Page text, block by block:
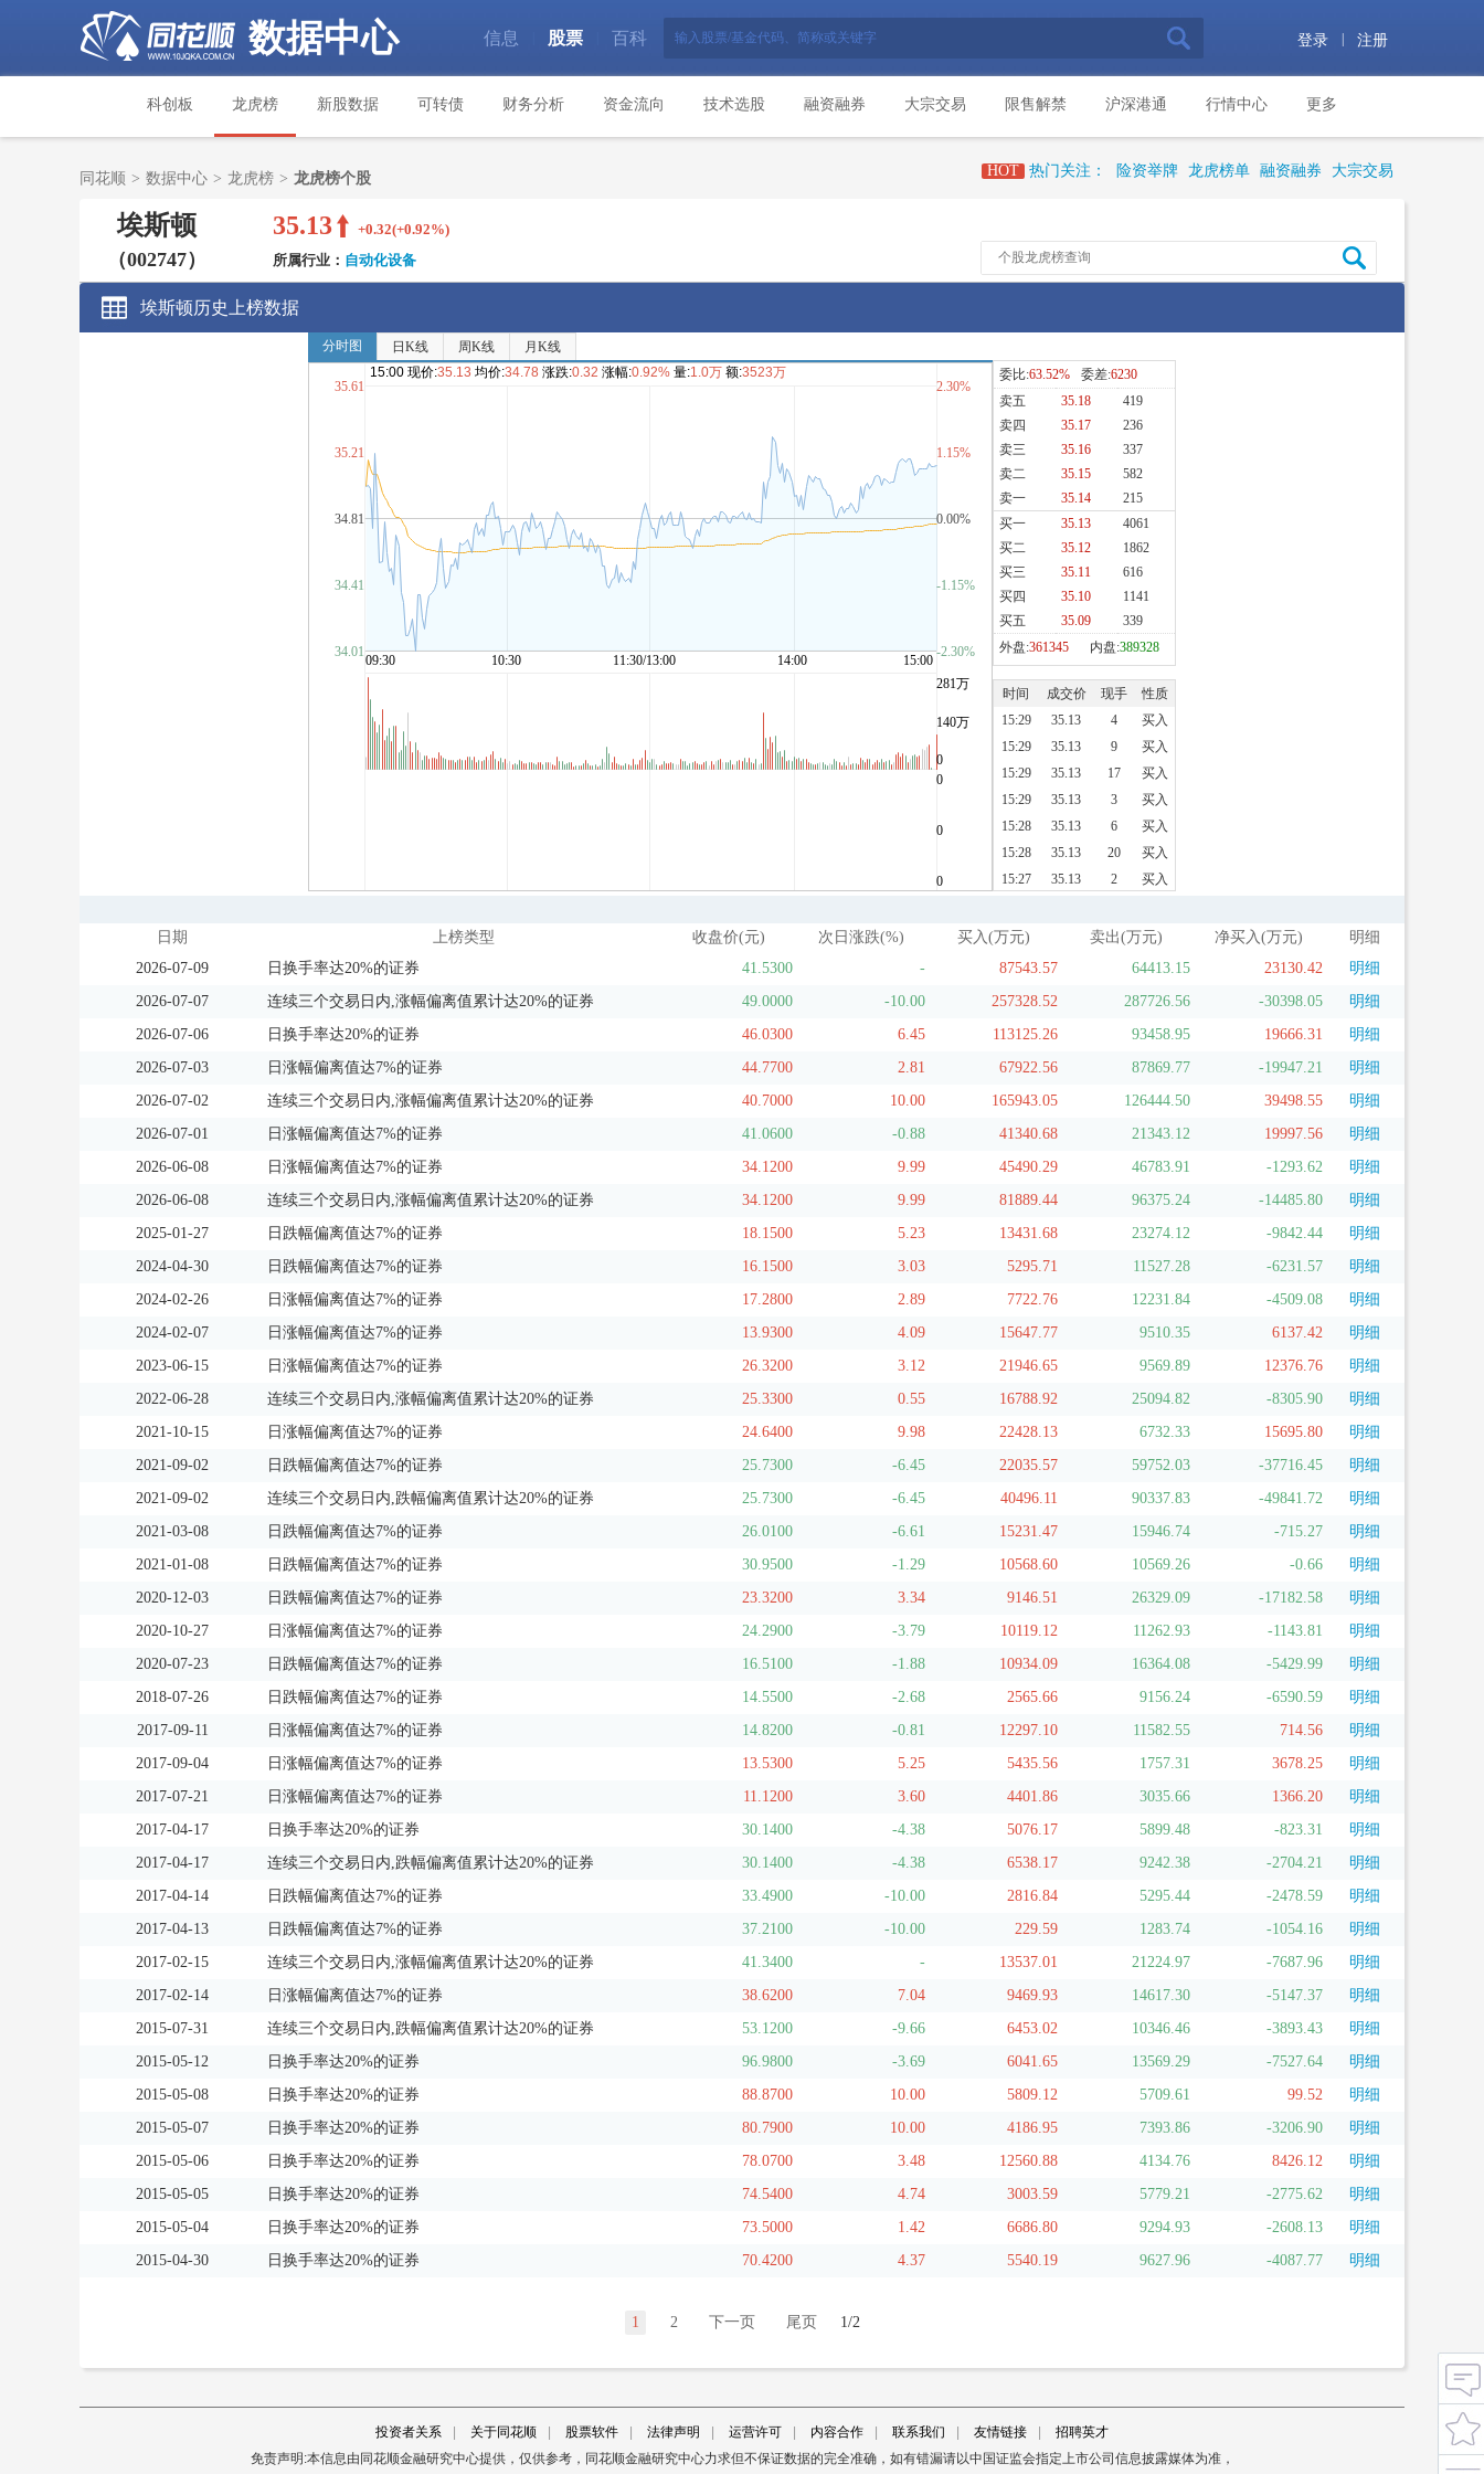
数据中心 信息 股票 百科 登录 注册
科创板 龙虎榜 新股数据 可转债 财务分析 资金流向 技术选股 融资融券 大宗交易 限售解禁 沪深港通 行情中心 更多
同花顺 > 数据中心 > 龙虎榜 > 龙虎榜个股 HOT 热门关注： 险资举牌 龙虎榜单 融资融券 大宗交易
埃斯顿
（002747）
35.13
+0.32(+0.92%)
所属行业： 自动化设备
埃斯顿历史上榜数据
日期 上榜类型 收盘价(元) 次日涨跌(%) 买入(万元) 卖出(万元) 净买入(万元)
明细
2026-07-09
日换手率达20%的证券 41.5300 - 87543.57 64413.15 23130.42
明细
2026-07-07
连续三个交易日内,涨幅偏离值累计达20%的证券 49.0000 -10.00 257328.52 287726.56 -30398.05
明细
2026-07-06
日换手率达20%的证券 46.0300 6.45 113125.26 93458.95 19666.31
明细
2026-07-03
日涨幅偏离值达7%的证券 44.7700 2.81 67922.56 87869.77 -19947.21
明细
2026-07-02
连续三个交易日内,涨幅偏离值累计达20%的证券 40.7000 10.00 165943.05 126444.50 39498.55
明细
2026-07-01
日涨幅偏离值达7%的证券 41.0600 -0.88 41340.68 21343.12 19997.56
明细
2026-06-08
日涨幅偏离值达7%的证券 34.1200 9.99 45490.29 46783.91 -1293.62
明细
2026-06-08
连续三个交易日内,涨幅偏离值累计达20%的证券 34.1200 9.99 81889.44 96375.24 -14485.80
明细
2025-01-27
日跌幅偏离值达7%的证券 18.1500 5.23 13431.68 23274.12 -9842.44
明细
2024-04-30
日跌幅偏离值达7%的证券 16.1500 3.03 5295.71 11527.28 -6231.57
明细
2024-02-26
日涨幅偏离值达7%的证券 17.2800 2.89 7722.76 12231.84 -4509.08
明细
2024-02-07
日涨幅偏离值达7%的证券 13.9300 4.09 15647.77 9510.35 6137.42
明细
2023-06-15
日涨幅偏离值达7%的证券 26.3200 3.12 21946.65 9569.89 12376.76
明细
2022-06-28
连续三个交易日内,涨幅偏离值累计达20%的证券 25.3300 0.55 16788.92 25094.82 -8305.90
明细
2021-10-15
日涨幅偏离值达7%的证券 24.6400 9.98 22428.13 6732.33 15695.80
明细
2021-09-02
日跌幅偏离值达7%的证券 25.7300 -6.45 22035.57 59752.03 -37716.45
明细
2021-09-02
连续三个交易日内,跌幅偏离值累计达20%的证券 25.7300 -6.45 40496.11 90337.83 -49841.72
明细
2021-03-08
日跌幅偏离值达7%的证券 26.0100 -6.61 15231.47 15946.74 -715.27
明细
2021-01-08
日跌幅偏离值达7%的证券 30.9500 -1.29 10568.60 10569.26 -0.66
明细
2020-12-03
日跌幅偏离值达7%的证券 23.3200 3.34 9146.51 26329.09 -17182.58
明细
2020-10-27
日涨幅偏离值达7%的证券 24.2900 -3.79 10119.12 11262.93 -1143.81
明细
2020-07-23
日跌幅偏离值达7%的证券 16.5100 -1.88 10934.09 16364.08 -5429.99
明细
2018-07-26
日跌幅偏离值达7%的证券 14.5500 -2.68 2565.66 9156.24 -6590.59
明细
2017-09-11
日涨幅偏离值达7%的证券 14.8200 -0.81 12297.10 11582.55 714.56
明细
2017-09-04
日涨幅偏离值达7%的证券 13.5300 5.25 5435.56 1757.31 3678.25
明细
2017-07-21
日涨幅偏离值达7%的证券 11.1200 3.60 4401.86 3035.66 1366.20
明细
2017-04-17
日换手率达20%的证券 30.1400 -4.38 5076.17 5899.48 -823.31
明细
2017-04-17
连续三个交易日内,跌幅偏离值累计达20%的证券 30.1400 -4.38 6538.17 9242.38 -2704.21
明细
2017-04-14
日跌幅偏离值达7%的证券 33.4900 -10.00 2816.84 5295.44 -2478.59
明细
2017-04-13
日跌幅偏离值达7%的证券 37.2100 -10.00 229.59 1283.74 -1054.16
明细
2017-02-15
连续三个交易日内,涨幅偏离值累计达20%的证券 41.3400 - 13537.01 21224.97 -7687.96
明细
2017-02-14
日涨幅偏离值达7%的证券 38.6200 7.04 9469.93 14617.30 -5147.37
明细
2015-07-31
连续三个交易日内,跌幅偏离值累计达20%的证券 53.1200 -9.66 6453.02 10346.46 -3893.43
明细
2015-05-12
日换手率达20%的证券 96.9800 -3.69 6041.65 13569.29 -7527.64
明细
2015-05-08
日换手率达20%的证券 88.8700 10.00 5809.12 5709.61 99.52
明细
2015-05-07
日换手率达20%的证券 80.7900 10.00 4186.95 7393.86 -3206.90
明细
2015-05-06
日换手率达20%的证券 78.0700 3.48 12560.88 4134.76 8426.12
明细
2015-05-05
日换手率达20%的证券 74.5400 4.74 3003.59 5779.21 -2775.62
明细
2015-05-04
日换手率达20%的证券 73.5000 1.42 6686.80 9294.93 -2608.13
明细
2015-04-30
日换手率达20%的证券 70.4200 4.37 5540.19 9627.96 -4087.77 明细
1 2 下一页 尾页 1/2
投资者关系 关于同花顺 股票软件 法律声明 运营许可 内容合作 联系我们 友情链接
招聘英才
免责声明:本信息由同花顺金融研究中心提供，仅供参考，同花顺金融研究中心力求但不保证数据的完全准确，如有错漏请以中国证监会指定上市公司信息披露媒体为准，